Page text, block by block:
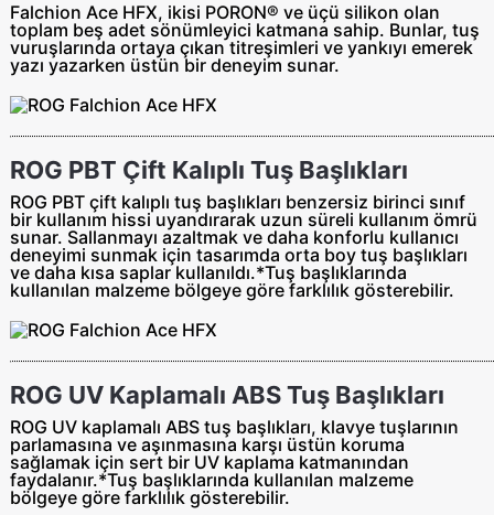
Falchion Ace HFX, ikisi PORON® ve üçü silikon olan
toplam beş adet sönümleyici katmana sahip. Bunlar, tuş
vuruşlarında ortaya çıkan titreşimleri ve yankıyı emerek
yazı yazarken üstün bir deneyim sunar.
ROG PBT Çift Kalıplı Tuş Başlıkları
ROG PBT çift kalıplı tuş başlıkları benzersiz birinci sınıf
bir kullanım hissi uyandırarak uzun süreli kullanım ömrü
sunar. Sallanmayı azaltmak ve daha konforlu kullanıcı
deneyimi sunmak için tasarımda orta boy tuş başlıkları
ve daha kısa saplar kullanıldı.*Tuş başlıklarında
kullanılan malzeme bölgeye göre farklılık gösterebilir.
ROG UV Kaplamalı ABS Tuş Başlıkları
ROG UV kaplamalı ABS tuş başlıkları, klavye tuşlarının
parlamasına ve aşınmasına karşı üstün koruma
sağlamak için sert bir UV kaplama katmanından
faydalanır.*Tuş başlıklarında kullanılan malzeme
bölgeye göre farklılık gösterebilir.